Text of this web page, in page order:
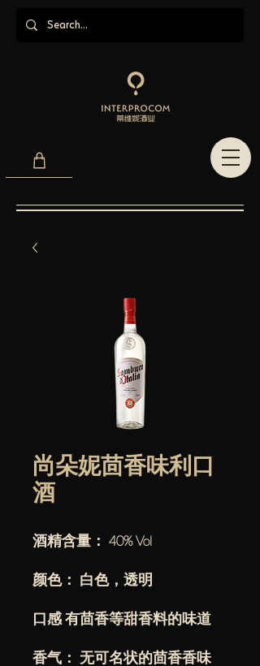
尚朵妮茴香味利口
酒
酒精含量： 40% Vol
颜色： 白色，透明
口感 有茴香等甜香料的味道
香气： 无可名状的茴香香味